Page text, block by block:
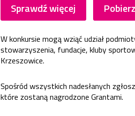
Sprawdź więcej
W konkursie mogą wziąć udział
stowarzyszenia, fundacje, kluby
Krzeszowice.
Spośród wszystkich nadesłanych
które zostaną nagrodzone Grantami.